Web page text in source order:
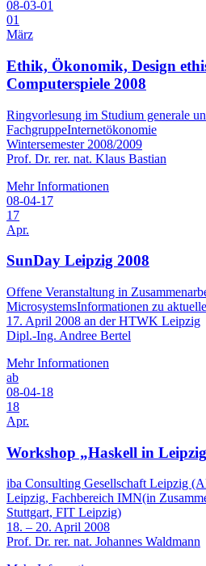
08-03-01
01
März
Ethik, Ökonomik, Design
Computerspiele 2008
Ringvorlesung im Studium generale
FachgruppeInternetökonomie
Wintersemester 2008/2009
Prof. Dr. rer. nat. Klaus Bastian
Mehr Informationen
08-04-17
17
Apr.
SunDay Leipzig 2008
Offene Veranstaltung in
MicrosystemsInformationen zu
17. April 2008 an der HTWK Leipzig
Dipl.-Ing. Andree Bertel
Mehr Informationen
ab
08-04-18
18
Apr.
Workshop „Haskell in
iba Consulting Gesellschaft Leipzig
Leipzig, Fachbereich IMN(in
Stuttgart, FIT Leipzig)
18. – 20. April 2008
Prof. Dr. rer. nat. Johannes Waldmann